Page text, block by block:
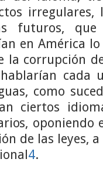
irregulares,
futuros,
en América
la corrupción
hablarían cada
como
ciertos
oponiendo
de las leyes,
4.